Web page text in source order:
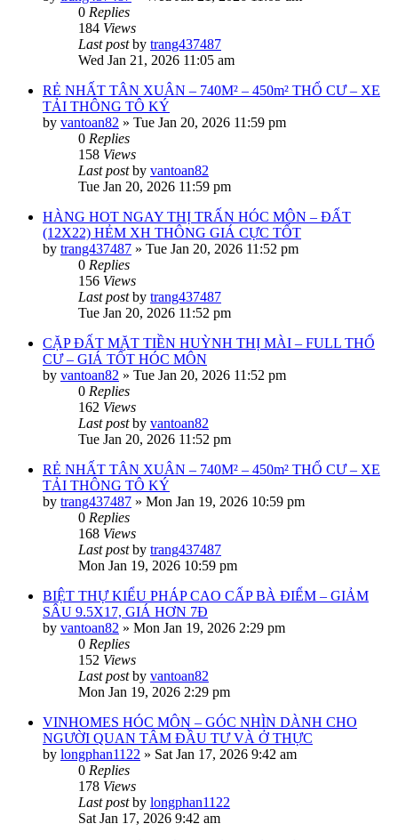
0 Replies
184 Views
Last postby trang437487
Wed Jan 21, 2026 11:05 am
RẺ NHẤT TÂN XUÂN – 740M² – 450m² THỔ CƯ – XE
TẢI THÔNG TÔ KÝ
by vantoan82 » Tue Jan 20, 2026 11:59 pm
0 Replies
158 Views
Last postby vantoan82
Tue Jan 20, 2026 11:59 pm
HÀNG HOT NGAY THỊ TRẤN HÓC MÔN – ĐẤT
(12X22) HẺM XH THÔNG GIÁ CỰC TỐT
by trang437487 » Tue Jan 20, 2026 11:52 pm
0 Replies
156 Views
Last postby trang437487
Tue Jan 20, 2026 11:52 pm
CẶP ĐẤT MẶT TIỀN HUỲNH THỊ MÀI – FULL THỔ
CƯ – GIÁ TỐT HÓC MÔN
by vantoan82 » Tue Jan 20, 2026 11:52 pm
0 Replies
162 Views
Last postby vantoan82
Tue Jan 20, 2026 11:52 pm
RẺ NHẤT TÂN XUÂN – 740M² – 450m² THỔ CƯ – XE
TẢI THÔNG TÔ KÝ
by trang437487 » Mon Jan 19, 2026 10:59 pm
0 Replies
168 Views
Last postby trang437487
Mon Jan 19, 2026 10:59 pm
BIỆT THỰ KIỂU PHÁP CAO CẤP BÀ ĐIỂM – GIẢM
SÂU 9.5X17, GIÁ HƠN 7Đ
by vantoan82 » Mon Jan 19, 2026 2:29 pm
0 Replies
152 Views
Last postby vantoan82
Mon Jan 19, 2026 2:29 pm
VINHOMES HÓC MÔN – GÓC NHÌN DÀNH CHO
NGƯỜI QUAN TÂM ĐẦU TƯ VÀ Ở THỰC
by longphan1122 » Sat Jan 17, 2026 9:42 am
0 Replies
178 Views
Last postby longphan1122
Sat Jan 17, 2026 9:42 am